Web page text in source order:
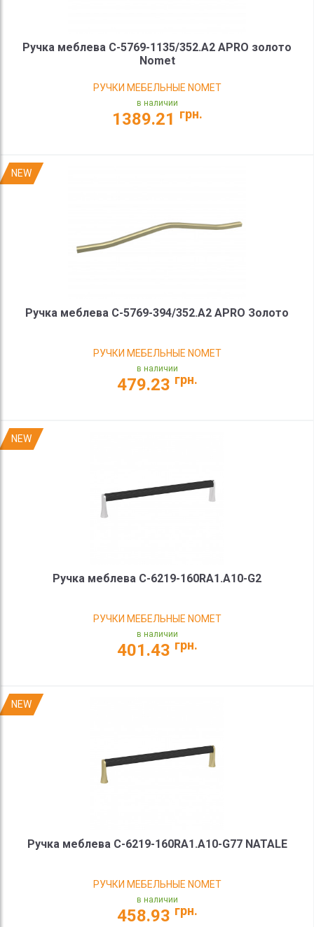
Ручка меблева C-5769-1135/352.A2 APRO золото
Nomet
РУЧКИ МЕБЕЛЬНЫЕ NOMET
в наличии
1389.21 грн.
NEW
Ручка меблева C-5769-394/352.A2 APRO Золото
РУЧКИ МЕБЕЛЬНЫЕ NOMET
в наличии
479.23 грн.
NEW
Ручка меблева C-6219-160RA1.A10-G2
РУЧКИ МЕБЕЛЬНЫЕ NOMET
в наличии
401.43 грн.
NEW
Ручка меблева C-6219-160RA1.A10-G77 NATALE
РУЧКИ МЕБЕЛЬНЫЕ NOMET
в наличии
458.93 грн.